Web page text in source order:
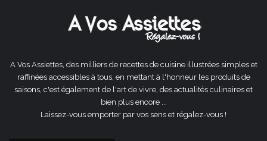
A Vos Assiettes, des milliers de recettes de cuisine illustrées simples et
raffinées accessibles à tous, en mettant à l'honneur les produits de
saisons, c'est également de l'art de vivre, des actualités culinaires et
bien plus encore ...
Laissez-vous emporter par vos sens et régalez-vous !